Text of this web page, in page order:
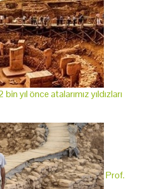
yıl önce atalarımız yıldızları
Prof.